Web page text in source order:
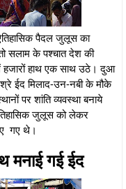
पैदल जुलूस का
सलाम के पश्चात देश की
हाथ एक साथ उठे। दुआ
ईद मिलाद-उन-नबी के मौके
पर शांति व्यवस्था बनाये
जुलूस को लेकर
गए थे।
मनाई गई ईद